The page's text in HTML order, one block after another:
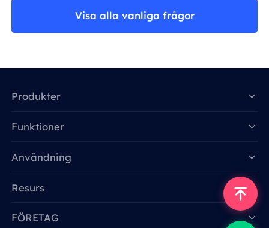
Visa alla vanliga frågor
Produkter
Funktioner
Användning
Resurs
FÖRETAG